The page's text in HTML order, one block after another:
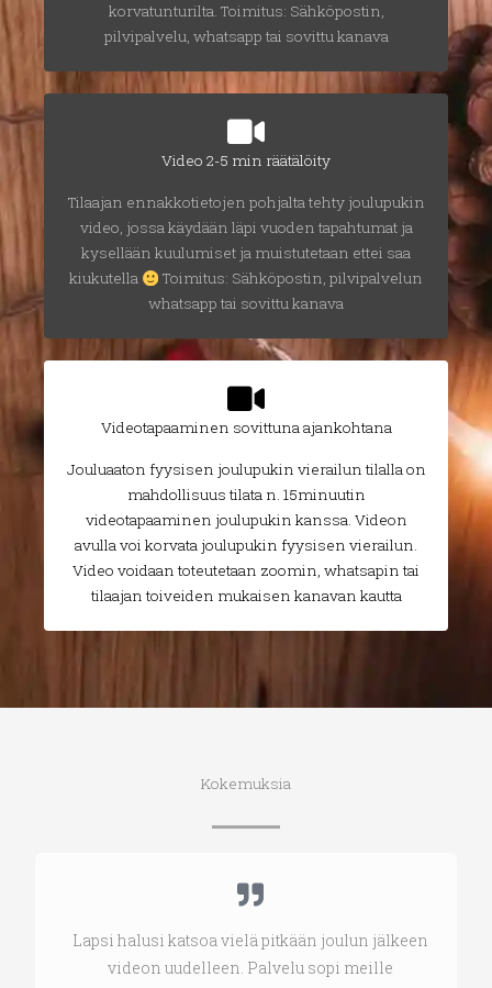
korvatunturilta. Toimitus: Sähköpostin,
pilvipalvelu, whatsapp tai sovittu kanava
Video 2-5 min räätälöity
Tilaajan ennakkotietojen pohjalta tehty joulupukin
video, jossa käydään läpi vuoden tapahtumat ja
kysellään kuulumiset ja muistutetaan ettei saa
kiukutella
Toimitus: Sähköpostin, pilvipalvelun
whatsapp tai sovittu kanava
Videotapaaminen sovittuna ajankohtana
Jouluaaton fyysisen joulupukin vierailun tilalla on
mahdollisuus tilata n. 15minuutin
videotapaaminen joulupukin kanssa. Videon
avulla voi korvata joulupukin fyysisen vierailun.
Video voidaan toteutetaan zoomin, whatsapin tai
tilaajan toiveiden mukaisen kanavan kautta
Kokemuksia
Lapsi halusi katsoa vielä pitkään joulun jälkeen
videon uudelleen. Palvelu sopi meille